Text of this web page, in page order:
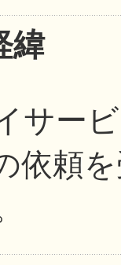
いて
緯
サー
依頼